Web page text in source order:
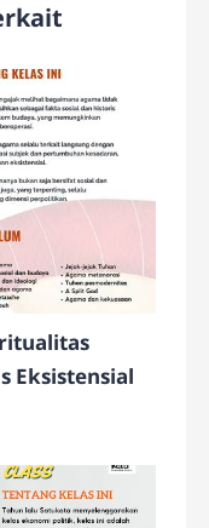
Eksistensial